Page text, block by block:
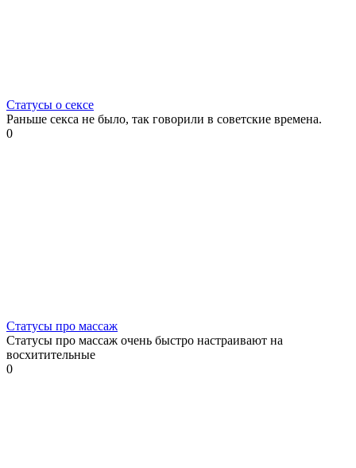
Статусы о сексе
Раньше секса не было, так говорили в советские времена.
0
Статусы про массаж
Статусы про массаж очень быстро настраивают на
восхитительные
0